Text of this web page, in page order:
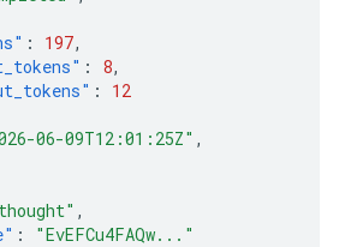
: 197,
: 8,
:
12
06-09T12:01:25Z" ,
,
:
"EvEFCu4FAQw..."